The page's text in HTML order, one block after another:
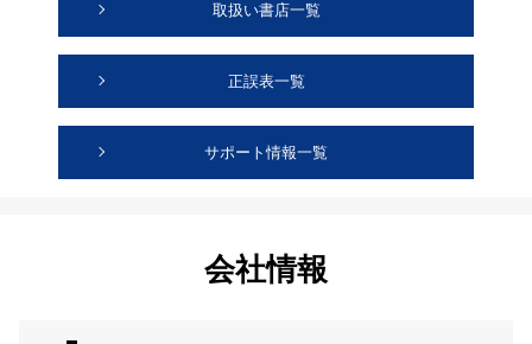
取扱い書店一覧
正誤表一覧
サポート情報一覧
会社情報